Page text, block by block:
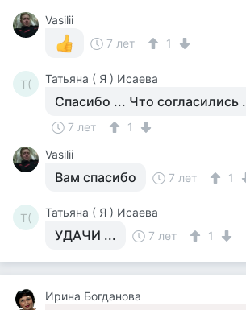
Vasilii
7 лет
1
Т( Татьяна ( Я ) Исаева
Спасибо ... Что согласились .
7 лет
1
Vasilii
Вам спасибо 7 лет 1
Т( Татьяна ( Я ) Исаева
УДАЧИ ... 7 лет 1
Ирина Богданова